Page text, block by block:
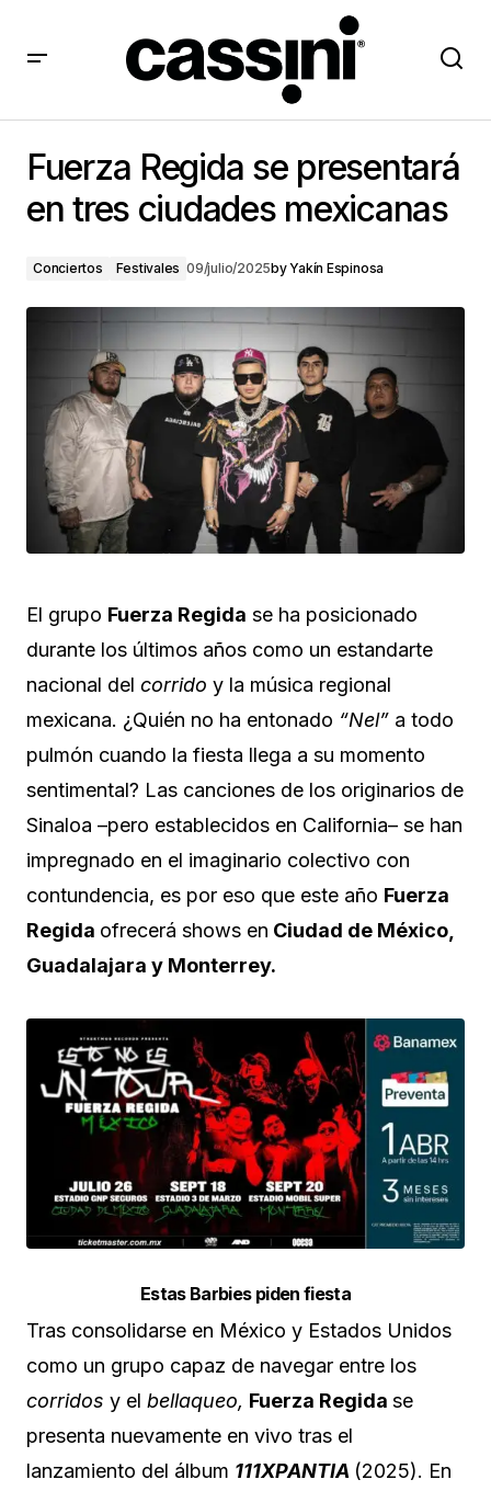
Fuerza Regida se presentará
en tres ciudades mexicanas
Conciertos Festivales 09/julio/2025byYakín Espinosa
El grupo Fuerza Regida se ha posicionado
durante los últimos años como un estandarte
nacional del corrido y la música regional
mexicana. ¿Quién no ha entonado “Nel” a todo
pulmón cuando la fiesta llega a su momento
sentimental? Las canciones de los originarios de
Sinaloa –pero establecidos en California– se han
impregnado en el imaginario colectivo con
contundencia, es por eso que este año Fuerza
Regida ofrecerá shows en Ciudad de México,
Guadalajara y Monterrey.
Estas Barbies piden fiesta
Tras consolidarse en México y Estados Unidos
como un grupo capaz de navegar entre los
corridos y el bellaqueo, Fuerza Regida se
presenta nuevamente en vivo tras el
lanzamiento del álbum 111XPANTIA (2025). En